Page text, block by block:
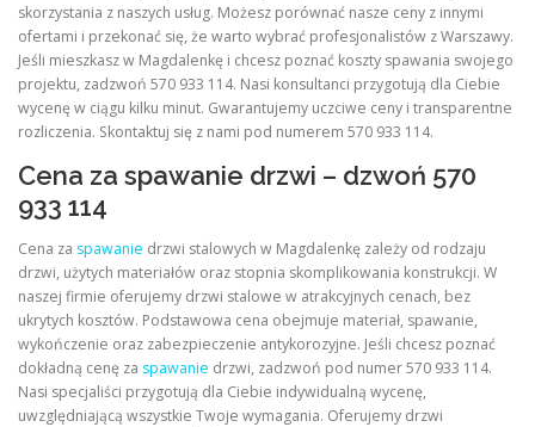
skorzystania z naszych usług. Możesz porównać nasze ceny z innymi
ofertami i przekonać się, że warto wybrać profesjonalistów z Warszawy.
Jeśli mieszkasz w Magdalenkę i chcesz poznać koszty spawania swojego
projektu, zadzwoń 570 933 114. Nasi konsultanci przygotują dla Ciebie
wycenę w ciągu kilku minut. Gwarantujemy uczciwe ceny i transparentne
rozliczenia. Skontaktuj się z nami pod numerem 570 933 114.
Cena za spawanie drzwi – dzwoń 570
933 114
Cena za spawanie drzwi stalowych w Magdalenkę zależy od rodzaju
drzwi, użytych materiałów oraz stopnia skomplikowania konstrukcji. W
naszej firmie oferujemy drzwi stalowe w atrakcyjnych cenach, bez
ukrytych kosztów. Podstawowa cena obejmuje materiał, spawanie,
wykończenie oraz zabezpieczenie antykorozyjne. Jeśli chcesz poznać
dokładną cenę za spawanie drzwi, zadzwoń pod numer 570 933 114.
Nasi specjaliści przygotują dla Ciebie indywidualną wycenę,
uwzględniającą wszystkie Twoje wymagania. Oferujemy drzwi